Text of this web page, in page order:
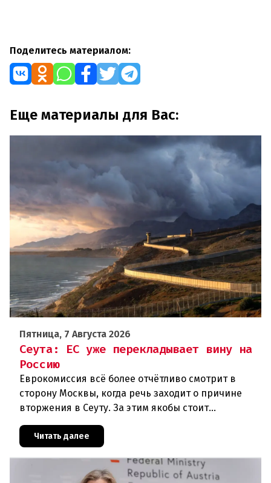
Поделитесь материалом:
Еще материалы для Вас:
Пятница, 7 Августа 2026
Сеута: ЕС уже перекладывает вину на
Россию
Еврокомиссия всё более отчётливо смотрит в
сторону Москвы, когда речь заходит о причине
вторжения в Сеуту. За этим якобы стоит
дней около 72 000 человек п
Читать далее